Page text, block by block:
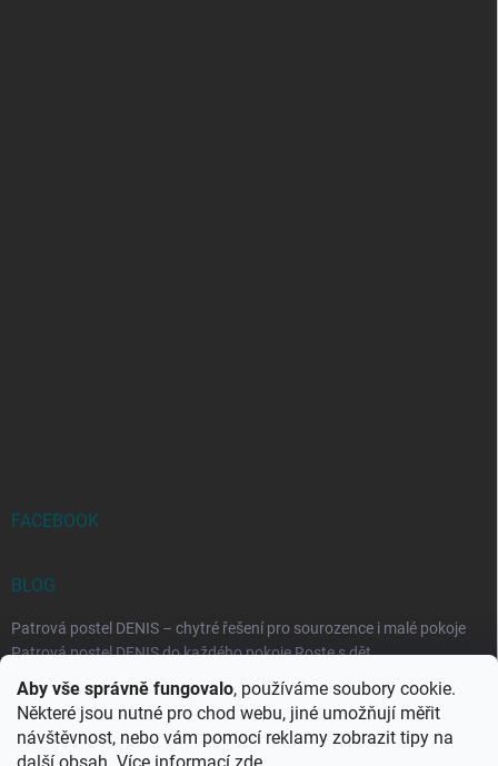
Aby vše správně fungovalo, používáme soubory cookie.
Některé jsou nutné pro chod webu, jiné umožňují měřit
návštěvnost, nebo vám pomocí reklamy zobrazit tipy na
FACEBOOK
BLOG
Patrová postel DENIS – chytré řešení pro sourozence i malé pokoje
Patrová postel DENIS do každého pokoje Roste s dět...
Rozkládací postele RELAX – ideální řešení pro malé prostory i
každodenní spaní
Rozkládací postel, která se přizpůsobí vašemu živo...